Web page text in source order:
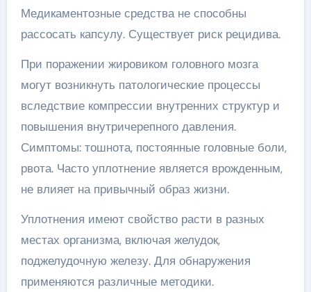
Медикаментозные средства не способны
рассосать капсулу. Существует риск рецидива.
При поражении жировиком головного мозга
могут возникнуть патологические процессы
вследствие компрессии внутренних структур и
повышения внутричерепного давления.
Симптомы: тошнота, постоянные головные боли,
рвота. Часто уплотнение является врожденным,
не влияет на привычный образ жизни.
Уплотнения имеют свойство расти в разных
местах организма, включая желудок,
поджелудочную железу. Для обнаружения
применяются различные методики.